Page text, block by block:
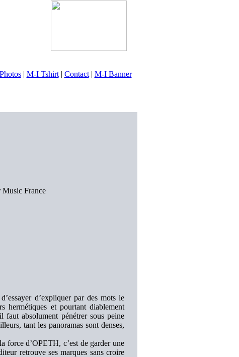
Photos| M-I Tshirt| Contact| M-I Banner
Music France
d’expliquer par des mots le
et pourtant diablement
faut absolument pénétrer sous peine
tant les panoramas sont denses,
force d’OPETH, c’est de garder une
retrouve ses marques sans croire